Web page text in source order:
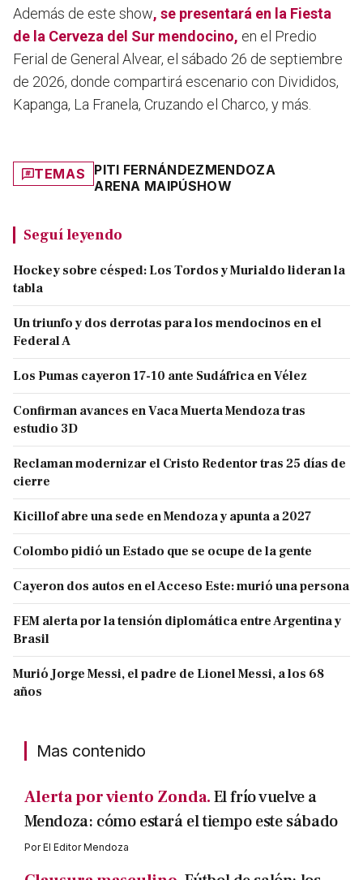
Además de este show, se presentará en la Fiesta
de la Cerveza del Sur mendocino, en el Predio
Ferial de General Alvear, el sábado 26 de septiembre
de 2026, donde compartirá escenario con Divididos,
Kapanga, La Franela, Cruzando el Charco, y más.
TEMAS PITI FERNÁNDEZMENDOZA
ARENA MAIPÚSHOW
Seguí leyendo
Hockey sobre césped: Los Tordos y Murialdo lideran la
tabla
Un triunfo y dos derrotas para los mendocinos en el
Federal A
Los Pumas cayeron 17-10 ante Sudáfrica en Vélez
Confirman avances en Vaca Muerta Mendoza tras
estudio 3D
Reclaman modernizar el Cristo Redentor tras 25 días de
cierre
Kicillof abre una sede en Mendoza y apunta a 2027
Colombo pidió un Estado que se ocupe de la gente
Cayeron dos autos en el Acceso Este: murió una persona
FEM alerta por la tensión diplomática entre Argentina y
Brasil
Murió Jorge Messi, el padre de Lionel Messi, a los 68
años
Mas contenido
Alerta por viento Zonda.El frío vuelve a
Mendoza: cómo estará el tiempo este sábado
PorEl Editor Mendoza